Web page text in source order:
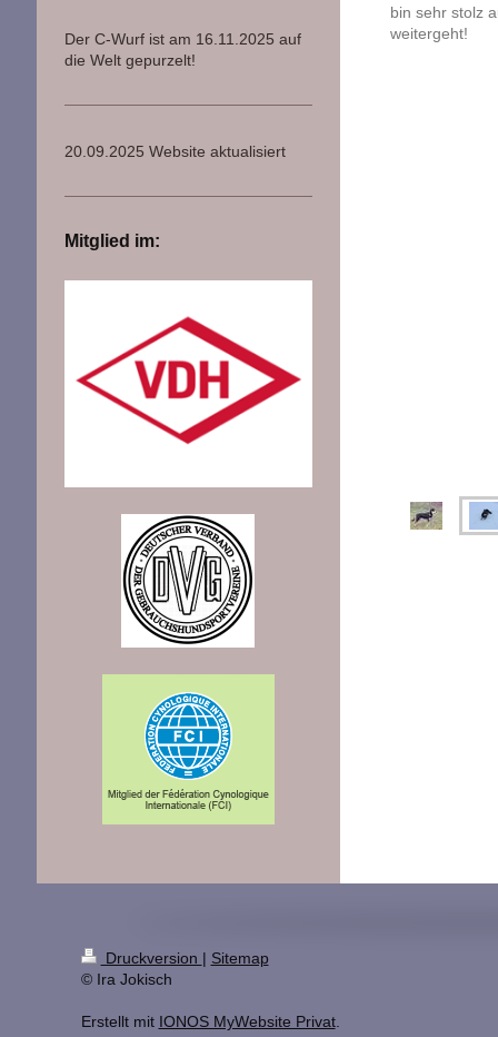
bin sehr stolz
weitergeht!
Der C-Wurf ist am 16.11.2025 auf
die Welt gepurzelt!
20.09.2025 Website aktualisiert
Mitglied im:
Druckversion | Sitemap
© Ira Jokisch
Erstellt mit IONOS MyWebsite Privat.